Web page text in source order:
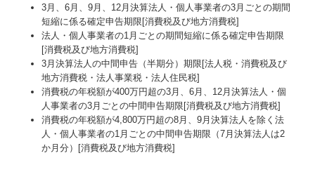
3月、6月、9月、12月決算法人・個人事業者の3月ごとの期間
短縮に係る確定申告期限[消費税及び地方消費税]
法人・個人事業者の1月ごとの期間短縮に係る確定申告期限
[消費税及び地方消費税]
3月決算法人の中間申告（半期分）期限[法人税・消費税及び
地方消費税・法人事業税・法人住民税]
消費税の年税額が400万円超の3月、6月、12月決算法人・個
人事業者の3月ごとの中間申告期限[消費税及び地方消費税]
消費税の年税額が4,800万円超の8月、9月決算法人を除く法
人・個人事業者の1月ごとの中間申告期限（7月決算法人は2
か月分）[消費税及び地方消費税]